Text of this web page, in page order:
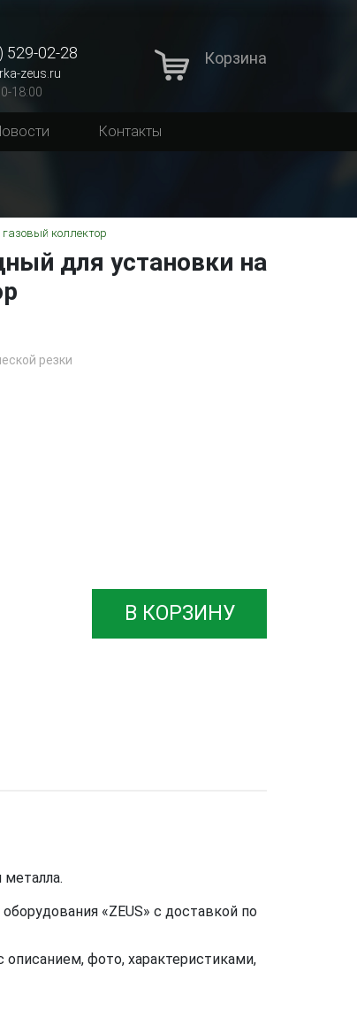
529-02-28
zeus.ru
18:00
Корзина
Контакты
коллектор
для установки на
резки
В КОРЗИНУ
«ZEUS» с доставкой по
фото, характеристиками,